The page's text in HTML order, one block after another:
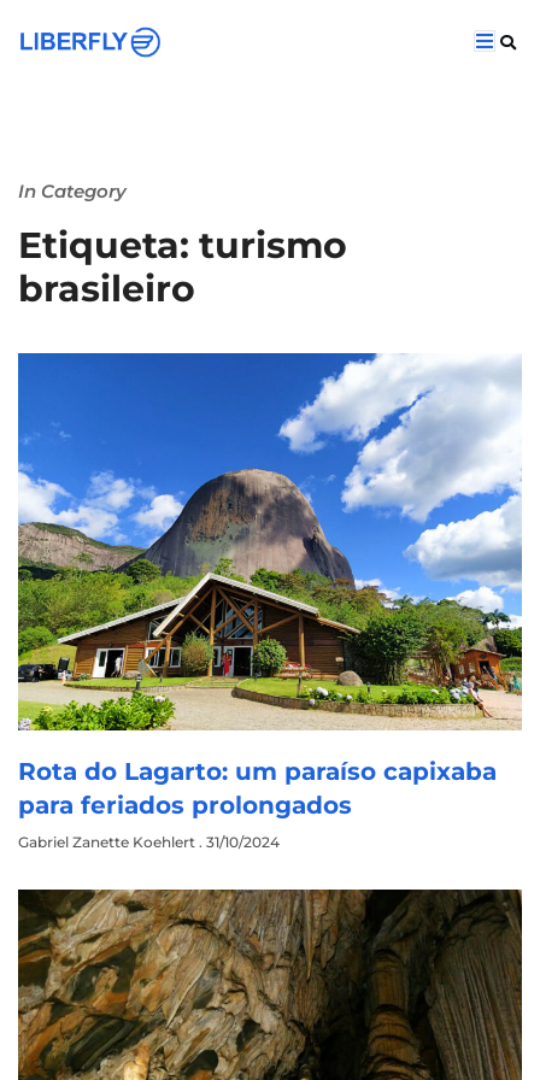
In Category
Etiqueta: turismo
brasileiro
Rota do Lagarto: um paraíso capixaba
para feriados prolongados
Gabriel Zanette Koehlert 31/10/2024